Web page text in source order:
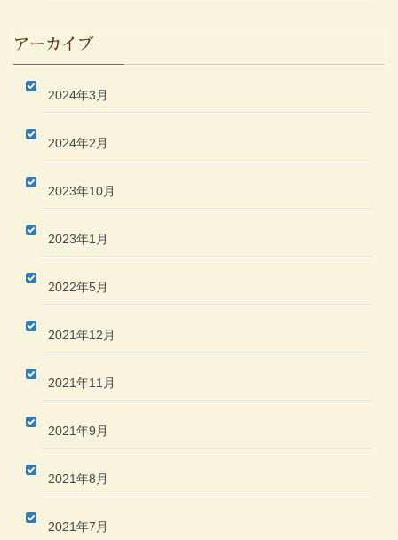
アーカイブ
2024年3月
2024年2月
2023年10月
2023年1月
2022年5月
2021年12月
2021年11月
2021年9月
2021年8月
2021年7月